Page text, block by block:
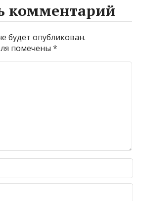
комментарий
будет опубликован.
помечены*